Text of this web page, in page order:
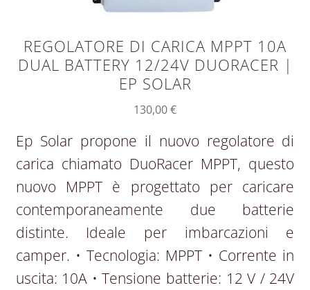
REGOLATORE DI CARICA MPPT 10A
DUAL BATTERY 12/24V DUORACER |
EP SOLAR
130,00€
Ep Solar propone il nuovo regolatore di
carica chiamato DuoRacer MPPT, questo
nuovo MPPT è progettato per caricare
contemporaneamente due batterie
distinte. Ideale per imbarcazioni e
camper. • Tecnologia: MPPT • Corrente in
uscita: 10A • Tensione batterie: 12 V / 24V